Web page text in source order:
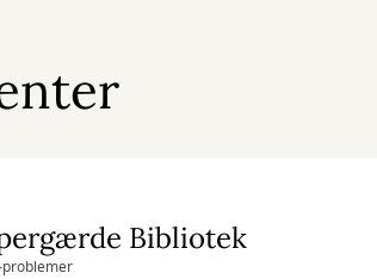
Bibliotek